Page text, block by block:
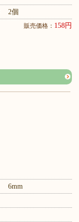
2個
販売価格： 158円
6mm